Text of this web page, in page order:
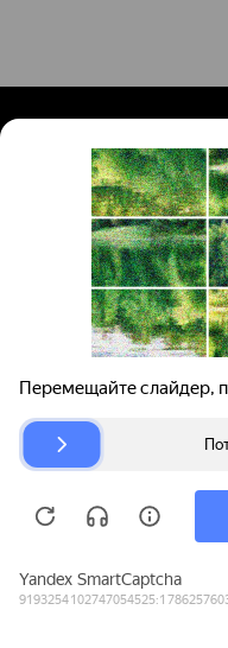
Поиск запчастей
Для автокомпаний
Авторазборки
© bibinet.ru -
Copyright 2010-